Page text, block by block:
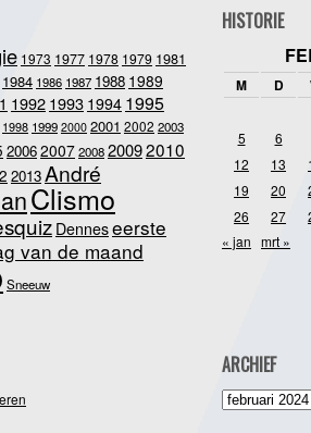
1973 1977 1978 1979 1981
1984 1986 1987 1988 1989
19921993 1994 1995
1998 1999 2000 2001 2002 2003
20062007200820092010
2013André
Clismo
Denneseerste
van de maand
Sneeuw
HISTORIE
M D
5
6
12
13
19
20
26
27
« jan mrt »
ARCHIEF
Archief